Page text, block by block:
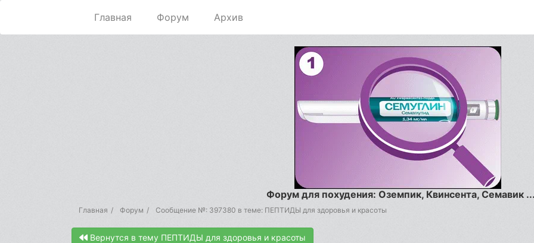
Главная Форум Архив
Форум для похудения: Оземпик, Квинсента, Семавик
Главная Форум Сообщение №: 397380 в теме: ПЕПТИДЫ для здоровья и красоты
Вернутся в тему ПЕПТИДЫ для здоровья и красоты